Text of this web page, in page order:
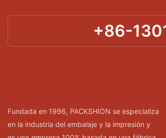
+86-
Fundada en 1996, PACKSHION se especializa
en la industria del embalaje y la impresión y